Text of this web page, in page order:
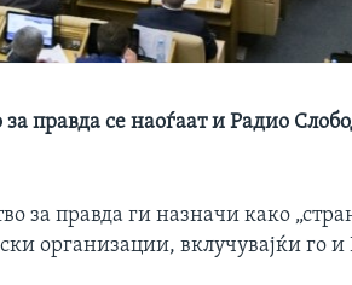
правда се наоѓаат и Радио
за правда ги назначи како
организации, вклучувајќи го и